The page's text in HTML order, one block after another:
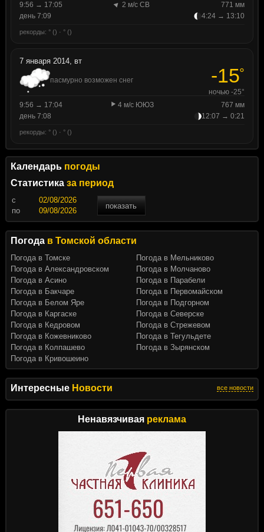
Интересные Новости все новости
Ненавязчивая реклама
9:56 → 17:05
2 м/с СВ
771 мм
день 7:09
4:24 → 13:10
рекорды: ° () · ° ()
7 января 2014, вт
пасмурно возможен снег -15°
ночью -25°
9:56 → 17:04
4 м/с ЮЮЗ
767 мм
день 7:08
12:07 → 0:21
рекорды: ° () · ° ()
Календарь погоды
Статистика за период
c
показать
по
Погода в Томской области
Погода в Томске
Погода в Александровском
Погода в Асино
Погода в Бакчаре
Погода в Белом Яре
Погода в Каргаске
Погода в Кедровом
Погода в Кожевниково
Погода в Колпашево
Погода в Кривошеино
Погода в Мельниково
Погода в Молчаново
Погода в Парабели
Погода в Первомайском
Погода в Подгорном
Погода в Северске
Погода в Стрежевом
Погода в Тегульдете
Погода в Зырянском